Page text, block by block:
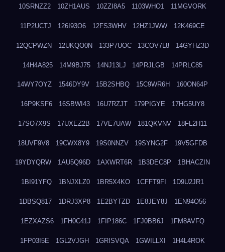
10SRNZZ2 10ZH1AUS 10ZZI8A5 1103WHO1 11MGVORK
11P2UCTJ 126I93O6 12FS3WHV 12HZ1JWW 12K469CE
12QCPWZN 12UKQO0N 133P7UOC 13COV7L8 14GYHZ3D
14H4A825 14M9BJ75 14NJ13LJ 14PRJLGB 14PRLC85
14WY7OYZ 1546DY9V 15B2SHBQ 15C9WR6H 160ON64P
16P9KSF6 16SBWI43 16U7RZJT 179PIGYE 17HG5UY8
17SO7X9S 17UXEZ2B 17VE7UAW 181QKVNV 18FL2H11
18UVF9V8 19CWX8Y9 19S0NNZV 19SYNG2F 19V5GFDB
19YDYQRW 1AU5Q96D 1AXWRT6R 1B3DEC8P 1BHACZIN
1BI91YFQ 1BNJXLZ0 1BR5X4KO 1CFFT9FI 1D9U2JR1
1DBSQ817 1DRJ3XP8 1E2BYTZD 1E8JEY8J 1EN94O56
1EZXAZS6 1FH0C41J 1FIP186C 1FJ0BB6J 1FM8AVFQ
1FP03I5E 1GL2VJGH 1GRISVQA 1GWILLXI 1H4L4ROK